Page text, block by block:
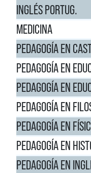
INGLÉS PORTUG.
MEDICINA
PEDAGOGÍA EN
PEDAGOGÍA EN
PEDAGOGÍA EN
PEDAGOGÍA EN
PEDAGOGÍA EN
PEDAGOGÍA EN
PEDAGOGÍA EN